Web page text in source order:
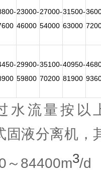
23000-
46000
27000-
54000
31500-
63000
29900-
59800
35100-
70200
40950-
81900
水流量按以
固液分离机，
～84400m3/d